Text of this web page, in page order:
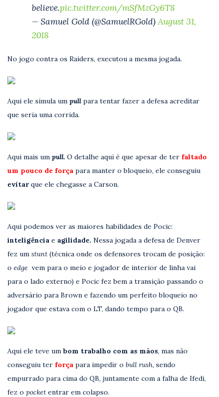
believe.pic.twitter.com/mSfMzGy6T8
— Samuel Gold (@SamuelRGold)August 31,
2018
No jogo contra os Raiders, executou a mesma jogada.
Aqui ele simula um pull para tentar fazer a defesa acreditar
que seria uma corrida.
Aqui mais um pull. O detalhe aqui é que apesar de ter faltado
um pouco de força para manter o bloqueio, ele conseguiu
evitarque ele chegasse a Carson.
Aqui podemos ver as maiores habilidades de Pocic:
inteligência e agilidade. Nessa jogada a defesa de Denver
fez um stunt (técnica onde os defensores trocam de posição:
o edge vem para o meio e jogador de interior de linha vai
para o lado externo) e Pocic fez bem a transição passando o
adversário para Brown e fazendo um perfeito bloqueio no
jogador que estava com o LT, dando tempo para o QB.
Aqui ele teve um bom trabalho com as mãos, mas não
conseguiu ter força para impedir o bull rush, sendo
empurrado para cima do QB, juntamente com a falha de Ifedi,
fez o pocket entrar em colapso.